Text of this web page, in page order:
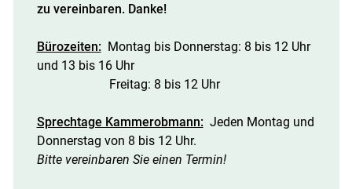
Skip to main content
zu vereinbaren. Danke!
Bürozeiten: Montag bis Donnerstag: 8 bis 12 Uhr
und 13 bis 16 Uhr
Freitag: 8 bis 12 Uhr
Sprechtage Kammerobmann: Jeden Montag und
Donnerstag von 8 bis 12 Uhr.
Bitte vereinbaren Sie einen Termin!